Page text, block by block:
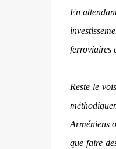
En
ferroviaires
Reste le
Arméniens
que faire